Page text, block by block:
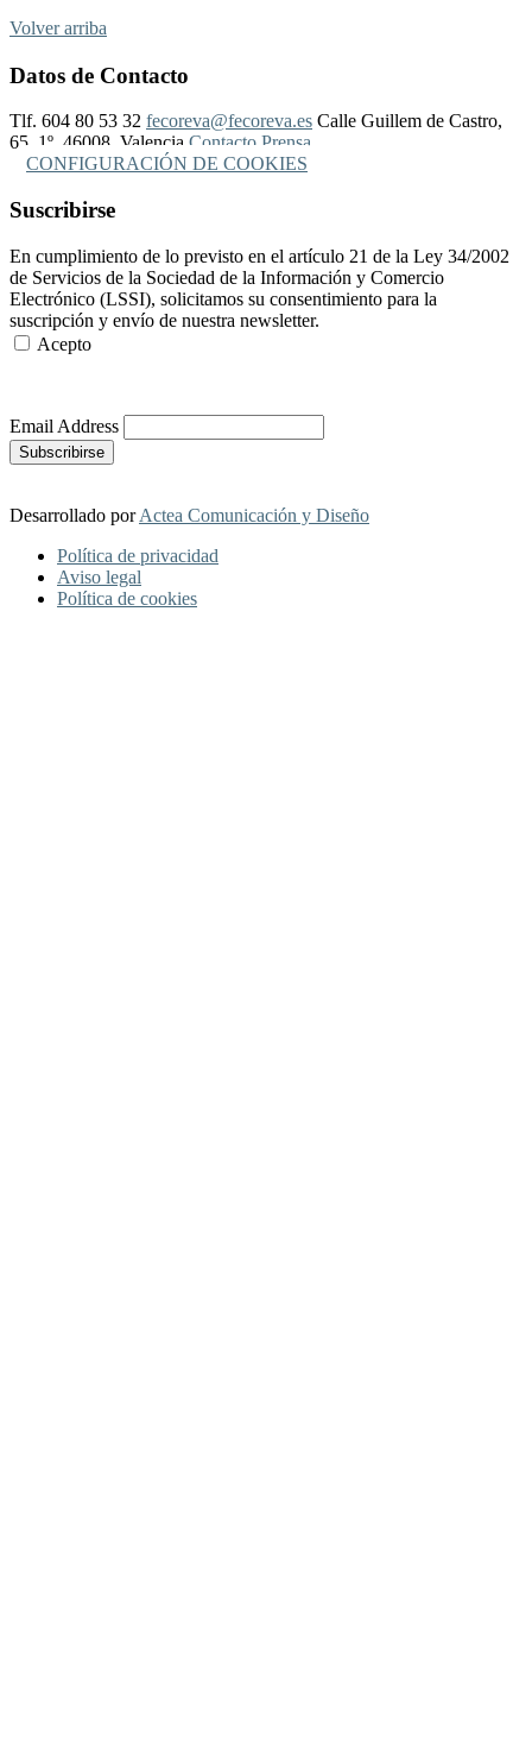
Volver arriba
Datos de Contacto
Tlf. 604 80 53 32 fecoreva@fecoreva.es Calle Guillem de Castro,
65, 1º, 46008, Valencia Contacto Prensa
CONFIGURACIÓN DE COOKIES
Suscribirse
En cumplimiento de lo previsto en el artículo 21 de la Ley 34/2002
de Servicios de la Sociedad de la Información y Comercio
Electrónico (LSSI), solicitamos su consentimiento para la
suscripción y envío de nuestra newsletter.
Acepto
Email Address
Desarrollado porActea Comunicación y Diseño
Política de privacidad
Aviso legal
Política de cookies